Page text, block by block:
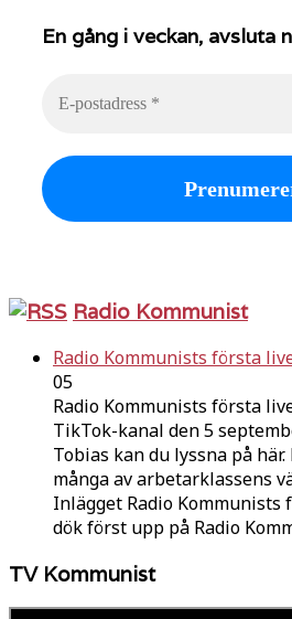
En gång i veckan, avsluta
Radio Kommunist
Radio Kommunists första
05
Radio Kommunists första
TikTok-kanal den 5
Tobias kan du lyssna på
många av arbetarklassens
Inlägget Radio
dök först upp på Radio
TV Kommunist